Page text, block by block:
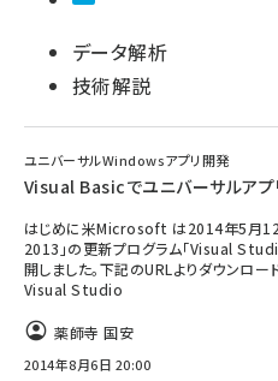
データ解析
技術解説
ユニバーサルWindowsアプリ開発
Visual Basicでユニバーサルアプ
はじめに米Microsoft は2014年5月12
2013」の更新プログラム「Visual
開しました。下記のURLよりダウンロ
Visual Studio
薬師寺 国安
2014年8月6日 20:00